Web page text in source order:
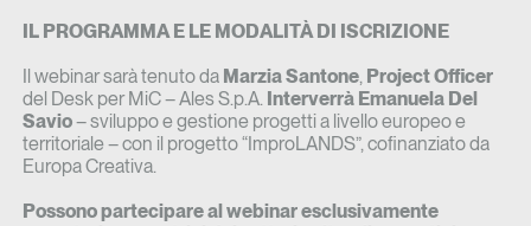
IL PROGRAMMA E LE MODALITÀ DI ISCRIZIONE
Il webinar sarà tenuto da Marzia Santone, Project Officer
del Desk per MiC – Ales S.p.A. Interverrà Emanuela Del
Savio– sviluppo e gestione progetti a livello europeo e
territoriale – con il progetto “ImproLANDS”, cofinanziato da
Europa Creativa.
Possono partecipare al webinar esclusivamente